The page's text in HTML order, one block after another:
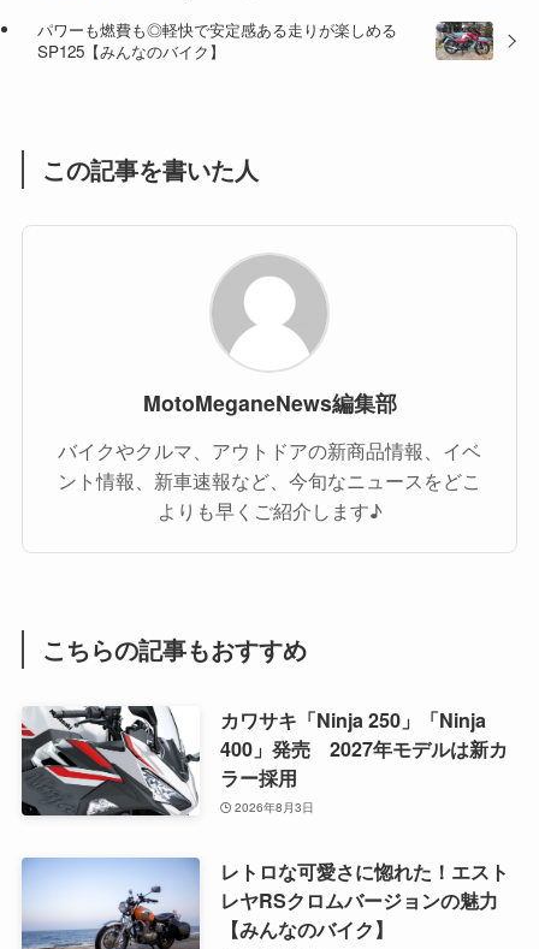
(1)
パワーも燃費も◎軽快で安定感ある走りが楽しめる
SP125【みんなのバイク】
この記事を書いた人
MotoMeganeNews編集部
バイクやクルマ、アウトドアの新商品情報、イベ
ント情報、新車速報など、今旬なニュースをどこ
よりも早くご紹介します♪
こちらの記事もおすすめ
カワサキ「Ninja 250」「Ninja
400」発売 2027年モデルは新カ
ラー採用
2026年8月3日
レトロな可愛さに惚れた！エスト
レヤRSクロムバージョンの魅力
【みんなのバイク】